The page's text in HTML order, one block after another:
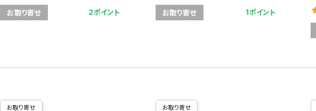
お取り寄せ 2ポイント お取り寄せ 1ポイント
お取り寄せ お取り寄せ